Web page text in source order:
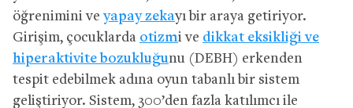
öğrenimini ve yapay zekayı bir araya getiriyor.
Girişim, çocuklarda otizmi ve dikkat eksikliği ve
hiperaktivite bozukluğunu (DEBH) erkenden
tespit edebilmek adına oyun tabanlı bir sistem
geliştiriyor. Sistem, 300’den fazla katılımcı ile